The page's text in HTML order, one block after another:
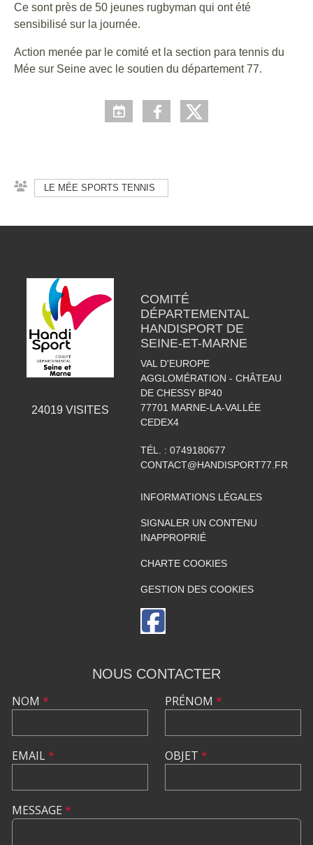
Ce sont près de 50 jeunes rugbyman qui ont été
sensibilisé sur la journée.
Action menée par le comité et la section para tennis du
Mée sur Seine avec le soutien du département 77.
LE MÉE SPORTS TENNIS
24019 VISITES
COMITÉ
DÉPARTEMENTAL
HANDISPORT DE
SEINE-ET-MARNE
VAL D'EUROPE
AGGLOMÉRATION - CHÂTEAU
DE CHESSY BP40
77701 MARNE-LA-VALLÉE
CEDEX4
TÉL. : 0749180677
CONTACT@HANDISPORT77.FR
INFORMATIONS LÉGALES
SIGNALER UN CONTENU
INAPPROPRIÉ
CHARTE COOKIES
GESTION DES COOKIES
NOUS CONTACTER
NOM *
EMAIL*
PRÉNOM *
OBJET *
MESSAGE *